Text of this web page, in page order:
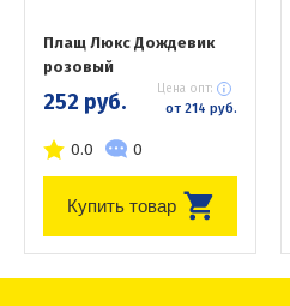
Плащ Люкс Дождевик
розовый
252 руб. Цена опт:
от 214 руб.
0.0 0
Купить товар